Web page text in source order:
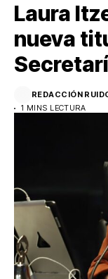
Laura
nueva
REDACCIÓN
1 MINS LECTURA